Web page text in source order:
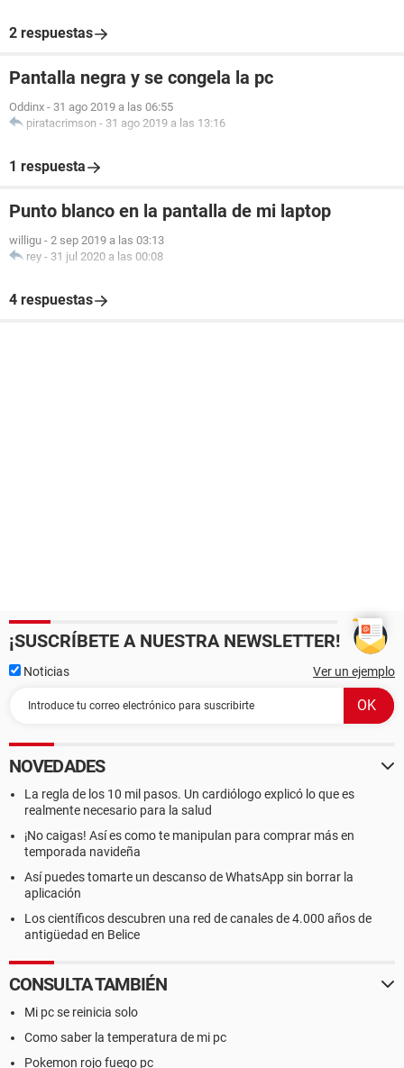
2 respuestas
Pantalla negra y se congela la pc
Oddinx - 31 ago 2019 a las 06:55
piratacrimson - 31 ago 2019 a las 13:16
1 respuesta
Punto blanco en la pantalla de mi laptop
willigu - 2 sep 2019 a las 03:13
rey - 31 jul 2020 a las 00:08
4 respuestas
¡SUSCRÍBETE A NUESTRA NEWSLETTER!
Noticias Ver un ejemplo
NOVEDADES
La regla de los 10 mil pasos. Un cardiólogo explicó lo que es
realmente necesario para la salud
¡No caigas! Así es como te manipulan para comprar más en
temporada navideña
Así puedes tomarte un descanso de WhatsApp sin borrar la
aplicación
Los científicos descubren una red de canales de 4.000 años de
antigüedad en Belice
CONSULTA TAMBIÉN
Mi pc se reinicia solo
Como saber la temperatura de mi pc
Pokemon rojo fuego pc